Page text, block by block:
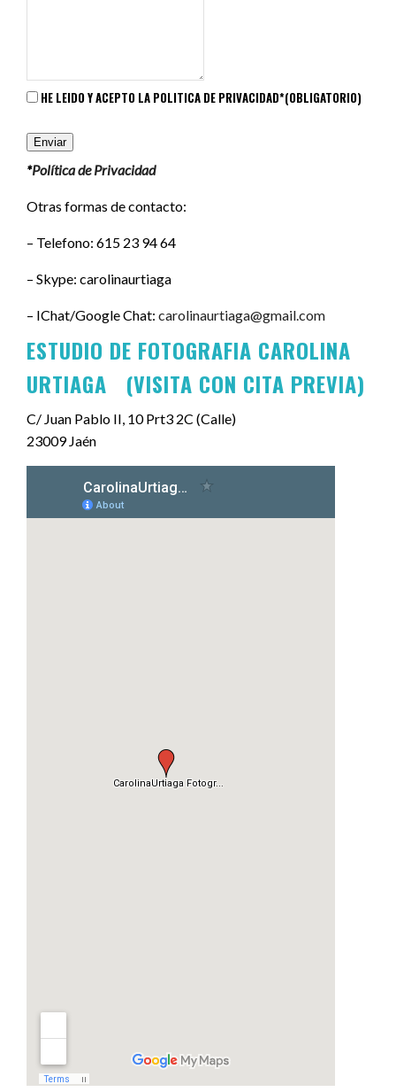
HE LEIDO Y ACEPTO LA POLITICA DE PRIVACIDAD*(OBLIGATORIO)
Enviar
*Política de Privacidad
Otras formas de contacto:
– Telefono: 615 23 94 64
– Skype: carolinaurtiaga
– IChat/Google Chat: carolinaurtiaga@gmail.com
ESTUDIO DE FOTOGRAFIA CAROLINA
URTIAGA (VISITA CON CITA PREVIA)
C/ Juan Pablo II, 10 Prt3 2C (Calle)
23009 Jaén